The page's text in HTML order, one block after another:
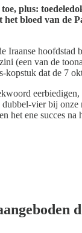
plus:
bloed van
Iraanse
(een van de
dat de 7
vier bij
het ene succes na